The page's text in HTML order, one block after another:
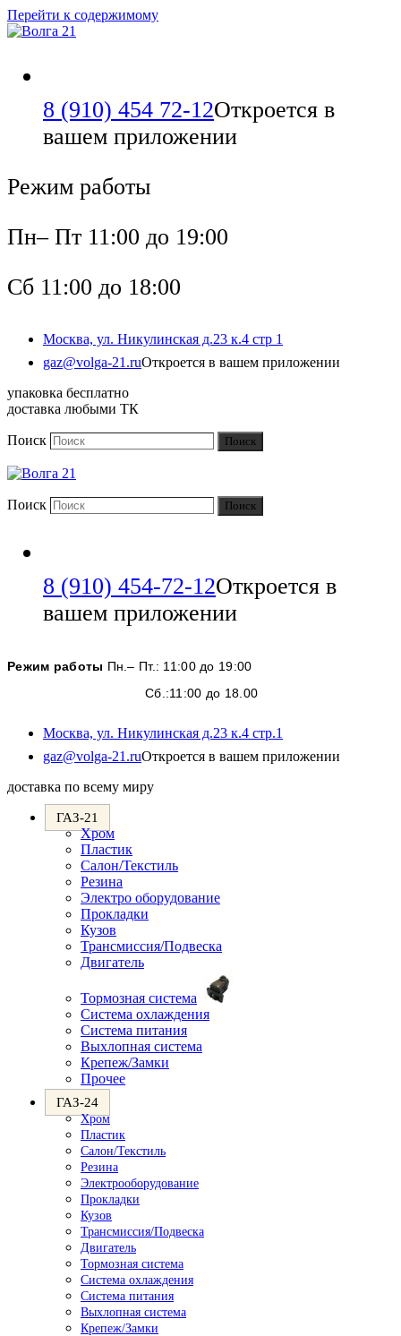
Перейти к содержимому
8 (910) 454 72-12Откроется в
вашем приложении
Режим работы
Пн– Пт 11:00 до 19:00
Сб 11:00 до 18:00
Москва, ул. Никулинская д.23 к.4 стр 1
gaz@volga-21.ruОткроется в вашем приложении
упаковка бесплатно
доставка любыми ТК
Поиск Поиск
Поиск Поиск
8 (910) 454-72-12Откроется в
вашем приложении
Режим работы Пн.– Пт.: 11:00 до 19:00
Сб.:11:00 до 18.00
Москва, ул. Никулинская д.23 к.4 стр.1
gaz@volga-21.ruОткроется в вашем приложении
доставка по всему миру
ГАЗ-21
Хром
Пластик
Салон/Текстиль
Резина
Электро оборудование
Прокладки
Кузов
Трансмиссия/Подвеска
Двигатель
Тормозная система
Система охлаждения
Система питания
Выхлопная система
Крепеж/Замки
Прочее
ГАЗ-24
Хром
Пластик
Салон/Текстиль
Резина
Электрооборудование
Прокладки
Кузов
Трансмиссия/Подвеска
Двигатель
Тормозная система
Система охлаждения
Система питания
Выхлопная система
Крепеж/Замки